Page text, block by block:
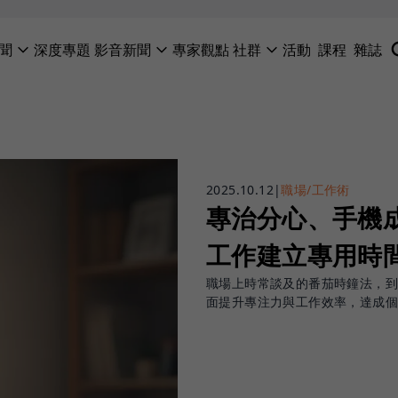
深度專題 影音新聞 專家觀點社群 活動 課程 雜誌
2025.10.12|職場/工作術
專治分心、手機
工作建立專用時
職場上時常談及的番茄時鐘法，
面提升專注力與工作效率，達成